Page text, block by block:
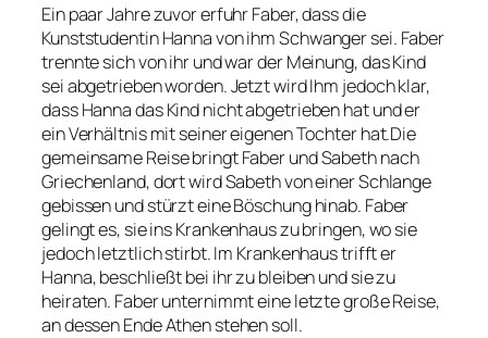
Ein paar Jahre zuvor erfuhr Faber, dass die
Kunststudentin Hanna von ihm Schwanger sei. Faber
trennte sich von ihr und war der Meinung, das Kind
sei abgetrieben worden. Jetzt wird Ihm jedoch klar,
dass Hanna das Kind nicht abgetrieben hat und er
ein Verhältnis mit seiner eigenen Tochter hat.Die
gemeinsame Reise bringt Faber und Sabeth nach
Griechenland, dort wird Sabeth von einer Schlange
gebissen und stürzt eine Böschung hinab. Faber
gelingt es, sie ins Krankenhaus zu bringen, wo sie
jedoch letztlich stirbt. Im Krankenhaus trifft er
Hanna, beschließt bei ihr zu bleiben und sie zu
heiraten. Faber unternimmt eine letzte große Reise,
an dessen Ende Athen stehen soll.